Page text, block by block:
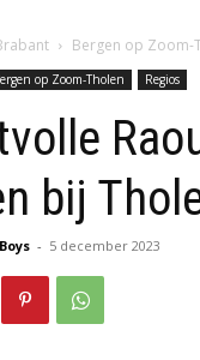
Bergen op Zoom-
op Zoom-Tholen Regios
bij
- 5 december 2023